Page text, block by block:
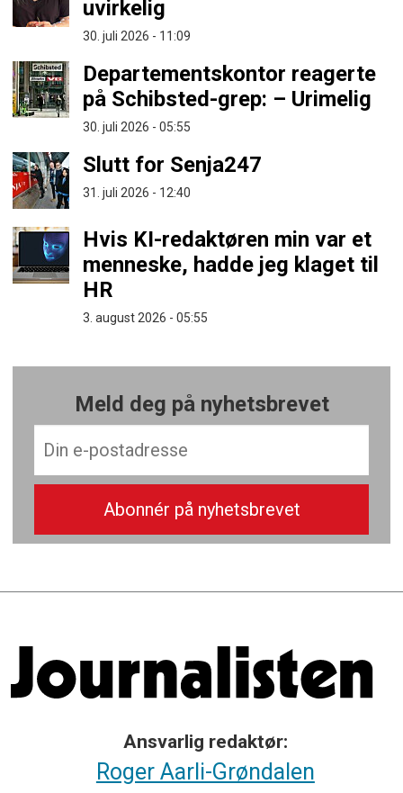
uvirkelig
30. juli 2026 - 11:09
Departementskontor reagerte
på Schibsted-grep: – Urimelig
30. juli 2026 - 05:55
Slutt for Senja247
31. juli 2026 - 12:40
Hvis KI-redaktøren min var et
menneske, hadde jeg klaget til
HR
3. august 2026 - 05:55
Meld deg på nyhetsbrevet
Ansvarlig redaktør:
Roger Aarli-Grøndalen